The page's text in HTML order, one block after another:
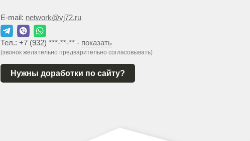
E-mail: network@vj72.ru
Тел.: +7 (932) ***-**-** - показать
(звонок желательно предварительно согласовывать)
Нужны доработки по сайту?